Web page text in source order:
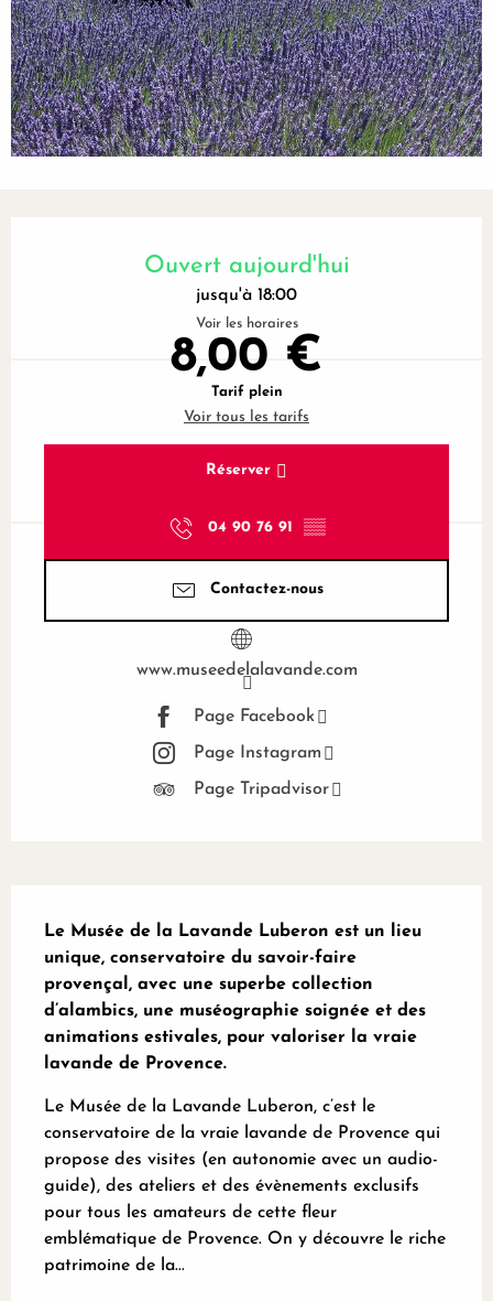
Ouvert aujourd'hui
jusqu'à 18:00
Voir les horaires
8,00 €
Tarif plein
Voir tous les tarifs
Réserver
04 90 76 91 ▒▒
Contactez-nous
www.museedelalavande.com
Page Facebook
Page Instagram
Page Tripadvisor
Le Musée de la Lavande Luberon est un lieu
unique, conservatoire du savoir-faire
provençal, avec une superbe collection
d’alambics, une muséographie soignée et des
animations estivales, pour valoriser la vraie
lavande de Provence.
Le Musée de la Lavande Luberon, c’est le
conservatoire de la vraie lavande de Provence qui
propose des visites (en autonomie avec un audio-
guide), des ateliers et des évènements exclusifs
pour tous les amateurs de cette fleur
emblématique de Provence. On y découvre le riche
patrimoine de la...